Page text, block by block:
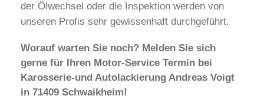
der Ölwechsel oder die Inspektion werden von
unseren Profis sehr gewissenhaft durchgeführt.
Worauf warten Sie noch? Melden Sie sich
gerne für Ihren Motor-Service Termin bei
Karosserie-und Autolackierung Andreas Voigt
in 71409 Schwaikheim!